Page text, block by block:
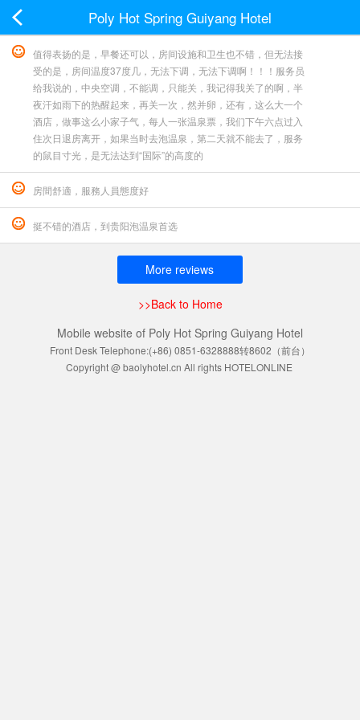
Poly Hot Spring Guiyang Hotel
值得表扬的是，早餐还可以，房间设施和卫生也不错，但无法接
受的是，房间温度37度几，无法下调，无法下调啊！！！服务员
给我说的，中央空调，不能调，只能关，我记得我关了的啊，半
夜汗如雨下的热醒起来，再关一次，然并卵，还有，这么大一个
酒店，做事这么小家子气，每人一张温泉票，我们下午六点过入
住次日退房离开，如果当时去泡温泉，第二天就不能去了，服务
的鼠目寸光，是无法达到“国际”的高度的
房間舒適，服務人員態度好
挺不错的酒店，到贵阳泡温泉首选
More reviews
>>Back to Home
Mobile website of Poly Hot Spring Guiyang Hotel
Front Desk Telephone:(+86) 0851-6328888转8602（前台）
Copyright @ baolyhotel.cn All rights HOTELONLINE